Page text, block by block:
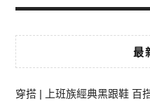
最
穿搭 | 上班族經典黑跟鞋 百